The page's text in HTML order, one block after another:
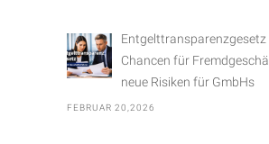
Entgelttransparenzgesetz
Chancen für
neue Risiken für GmbHs
FEBRUAR 20,2026